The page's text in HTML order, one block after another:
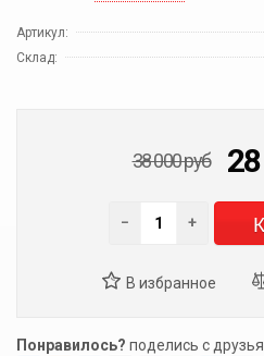
Артикул:
Склад:
38 000руб
− +
Понравилось? поделись с